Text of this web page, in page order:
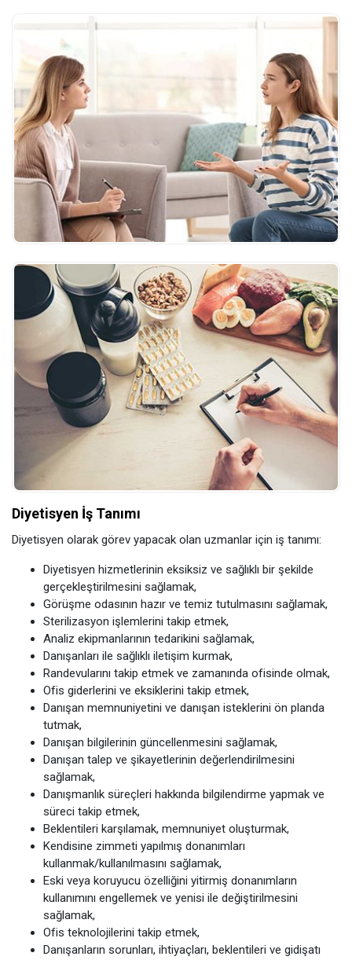
Diyetisyen İş Tanımı
Diyetisyen olarak görev yapacak olan uzmanlar için iş tanımı:
Diyetisyen hizmetlerinin eksiksiz ve sağlıklı bir şekilde
gerçekleştirilmesini sağlamak,
Görüşme odasının hazır ve temiz tutulmasını sağlamak,
Sterilizasyon işlemlerini takip etmek,
Analiz ekipmanlarının tedarikini sağlamak,
Danışanları ile sağlıklı iletişim kurmak,
Randevularını takip etmek ve zamanında ofisinde olmak,
Ofis giderlerini ve eksiklerini takip etmek,
Danışan memnuniyetini ve danışan isteklerini ön planda
tutmak,
Danışan bilgilerinin güncellenmesini sağlamak,
Danışan talep ve şikayetlerinin değerlendirilmesini
sağlamak,
Danışmanlık süreçleri hakkında bilgilendirme yapmak ve
süreci takip etmek,
Beklentileri karşılamak, memnuniyet oluşturmak,
Kendisine zimmeti yapılmış donanımları
kullanmak/kullanılmasını sağlamak,
Eski veya koruyucu özelliğini yitirmiş donanımların
kullanımını engellemek ve yenisi ile değiştirilmesini
sağlamak,
Ofis teknolojilerini takip etmek,
Danışanların sorunları, ihtiyaçları, beklentileri ve gidişatı